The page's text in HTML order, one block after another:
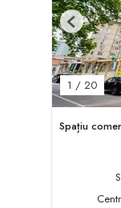
1 / 20
Previous
Spațiu